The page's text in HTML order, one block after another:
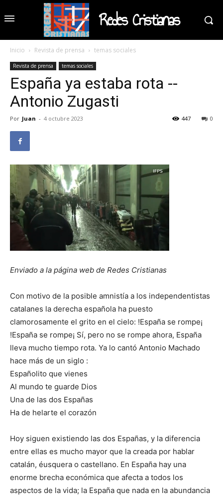
Redes Cristianas
Inicio Revista de prensa temas sociales
Revista de prensa temas sociales
España ya estaba rota --
Antonio Zugasti
Por Juan - 4 octubre 2023 0
447
Enviado a la página web de Redes Cristianas
Con motivo de la posible amnistía a los independentistas
catalanes la derecha española ha puesto
clamorosamente el grito en el cielo: !España se rompe¡
!España se rompe¡ Sí, pero no se rompe ahora, España
lleva mucho tiempo rota. Ya lo cantó Antonio Machado
hace más de un siglo :
Españolito que vienes
Al mundo te guarde Dios
Una de las dos Españas
Ha de helarte el corazón
Hoy siguen existiendo las dos Españas, y la diferencia
entre ellas es mucho mayor que la creada por hablar
catalán, éusquera o castellano. En España hay una
enorme brecha económica que afecta a todos los
aspectos de la vida; la España que nada en la abundancia